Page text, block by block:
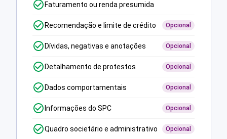
Faturamento ou renda presumida
Recomendação e limite de crédito Opcional
Dívidas, negativas e anotações Opcional
Detalhamento de protestos Opcional
Dados comportamentais Opcional
Informações do SPC Opcional
Quadro societário e administrativo Opcional